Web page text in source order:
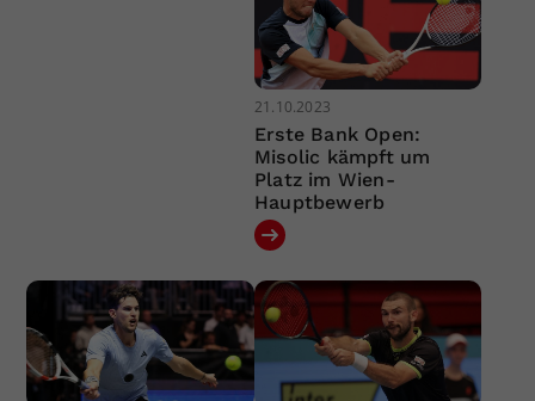
21.10.2023
Erste Bank Open:
Misolic kämpft um
Platz im Wien-
Hauptbewerb